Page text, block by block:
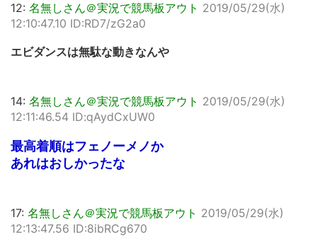
12: 名無しさん＠実況で競馬板アウト 2019/05/29(水)
12:10:47.10 ID:RD7/zG2a0
エビダンスは無駄な動きなんや
14: 名無しさん＠実況で競馬板アウト 2019/05/29(水)
12:11:46.54 ID:qAydCxUW0
最高着順はフェノーメノか
あれはおしかったな
17: 名無しさん＠実況で競馬板アウト 2019/05/29(水)
12:13:47.56 ID:8ibRCg670